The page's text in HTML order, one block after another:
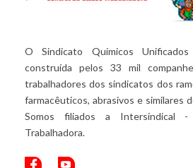
O Sindicato Químicos
construída pelos 33 mil
trabalhadores dos sindicatos dos
farmacêuticos, abrasivos e similares
Somos filiados a Intersindical
Trabalhadora.